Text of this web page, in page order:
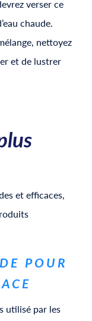
verser ce
chaude.
nettoyez
et de lustrer
et efficaces,
POUR
utilisé par les